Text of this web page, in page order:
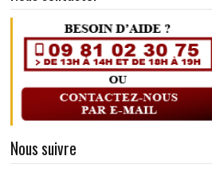
Nous suivre